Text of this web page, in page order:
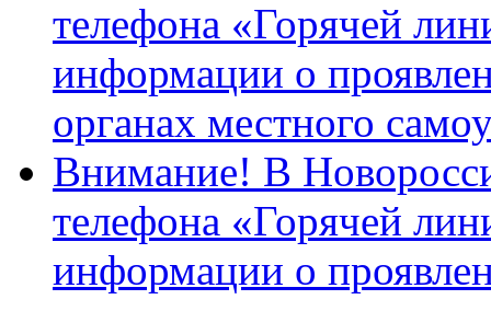
телефона «Горячей
информации о
органах местного
Внимание! В
телефона «Горячей
информации о